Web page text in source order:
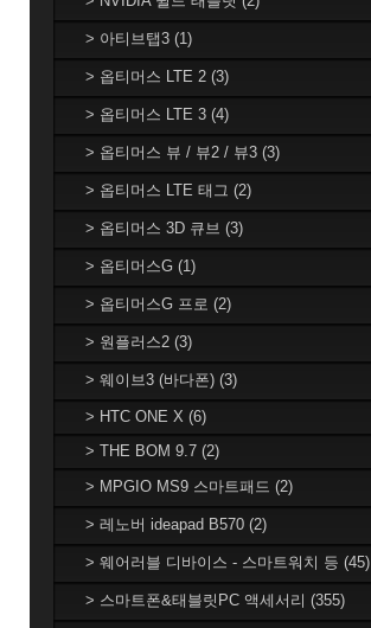
> 아티브탭3 (1)
> 옵티머스 LTE 2 (3)
> 옵티머스 LTE 3 (4)
> 옵티머스 뷰 / 뷰2 / 뷰3 (3)
> 옵티머스 LTE 태그 (2)
> 옵티머스 3D 큐브 (3)
> 옵티머스G (1)
> 옵티머스G 프로 (2)
> 원플러스2 (3)
> 웨이브3 (바다폰) (3)
> HTC ONE X (6)
> THE BOM 9.7 (2)
> MPGIO MS9 스마트패드 (2)
> 레노버 ideapad B570 (2)
> 웨어러블 디바이스 - 스마트워치 등 (45)
> 스마트폰&태블릿PC 액세서리 (355)